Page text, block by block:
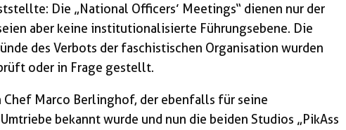
Die „National Officers’ Meetings“ dienen nur der
aber keine institutionalisierte Führungsebene. Die
des Verbots der faschistischen Organisation wurden
oder in Frage gestellt.
Chef Marco Berlinghof, der ebenfalls für seine
bekannt wurde und nun die beiden Studios „PikAss